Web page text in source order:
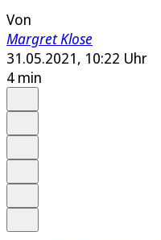
Von
Margret Klose
31.05.2021, 10:22 Uhr
4 min